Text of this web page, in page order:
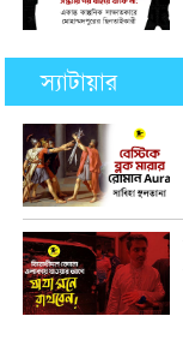
স্যাটায়ার